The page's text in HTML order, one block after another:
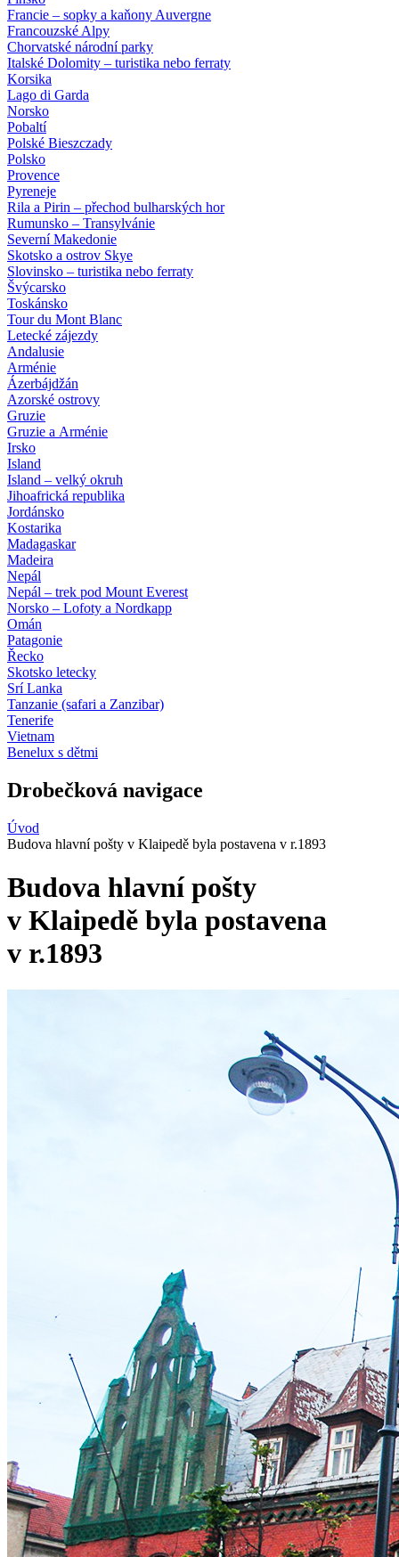
Francie – sopky a kaňony Auvergne
Francouzské Alpy
Chorvatské národní parky
Italské Dolomity – turistika nebo ferraty
Korsika
Lago di Garda
Norsko
Pobaltí
Polské Bieszczady
Polsko
Provence
Pyreneje
Rila a Pirin – přechod bulharských hor
Rumunsko – Transylvánie
Severní Makedonie
Skotsko a ostrov Skye
Slovinsko – turistika nebo ferraty
Švýcarsko
Toskánsko
Tour du Mont Blanc
Letecké zájezdy
Andalusie
Arménie
Ázerbájdžán
Azorské ostrovy
Gruzie
Gruzie a Arménie
Irsko
Island
Island – velký okruh
Jihoafrická republika
Jordánsko
Kostarika
Madagaskar
Madeira
Nepál
Nepál – trek pod Mount Everest
Norsko – Lofoty a Nordkapp
Omán
Patagonie
Řecko
Skotsko letecky
Srí Lanka
Tanzanie (safari a Zanzibar)
Tenerife
Vietnam
Benelux s dětmi
Drobečková navigace
Úvod
Budova hlavní pošty v Klaipedě byla postavena v r.1893
Budova hlavní pošty
v Klaipedě byla postavena
v r.1893